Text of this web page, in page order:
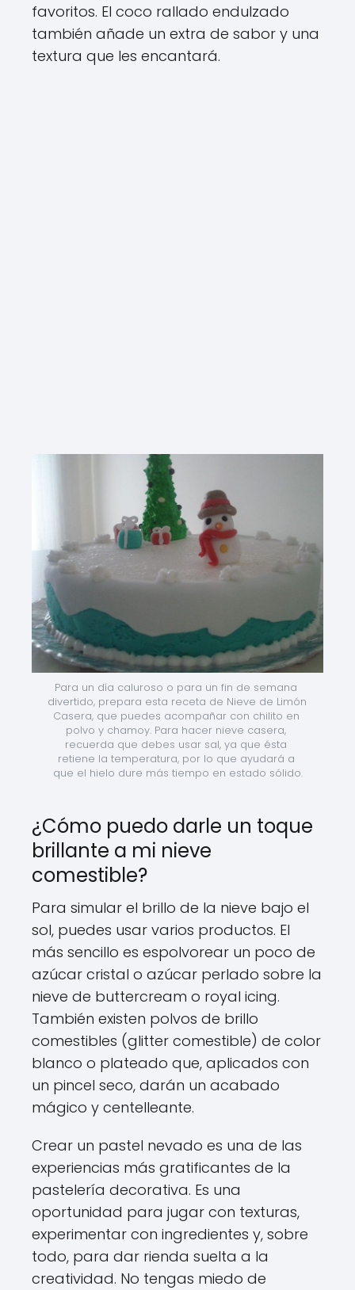
favoritos. El coco rallado endulzado
también añade un extra de sabor y una
textura que les encantará.
Para un día caluroso o para un fin de semana
divertido, prepara esta receta de Nieve de Limón
Casera, que puedes acompañar con chilito en
polvo y chamoy. Para hacer nieve casera,
recuerda que debes usar sal, ya que ésta
retiene la temperatura, por lo que ayudará a
que el hielo dure más tiempo en estado sólido.
¿Cómo puedo darle un toque
brillante a mi nieve
comestible?
Para simular el brillo de la nieve bajo el
sol, puedes usar varios productos. El
más sencillo es espolvorear un poco de
azúcar cristal o azúcar perlado sobre la
nieve de buttercream o royal icing.
También existen polvos de brillo
comestibles (glitter comestible) de color
blanco o plateado que, aplicados con
un pincel seco, darán un acabado
mágico y centelleante.
Crear un pastel nevado es una de las
experiencias más gratificantes de la
pastelería decorativa. Es una
oportunidad para jugar con texturas,
experimentar con ingredientes y, sobre
todo, para dar rienda suelta a la
creatividad. No tengas miedo de